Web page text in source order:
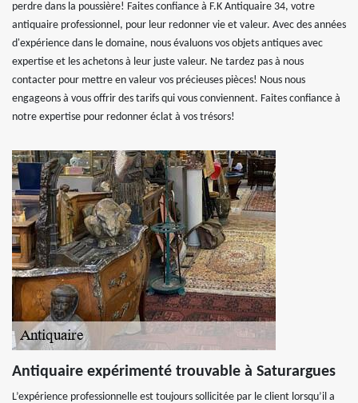
perdre dans la poussière! Faites confiance à F.K Antiquaire 34, votre
antiquaire professionnel, pour leur redonner vie et valeur. Avec des années
d'expérience dans le domaine, nous évaluons vos objets antiques avec
expertise et les achetons à leur juste valeur. Ne tardez pas à nous
contacter pour mettre en valeur vos précieuses pièces! Nous nous
engageons à vous offrir des tarifs qui vous conviennent. Faites confiance à
notre expertise pour redonner éclat à vos trésors!
Antiquaire expérimenté trouvable à Saturargues
L’expérience professionnelle est toujours sollicitée par le client lorsqu’il a